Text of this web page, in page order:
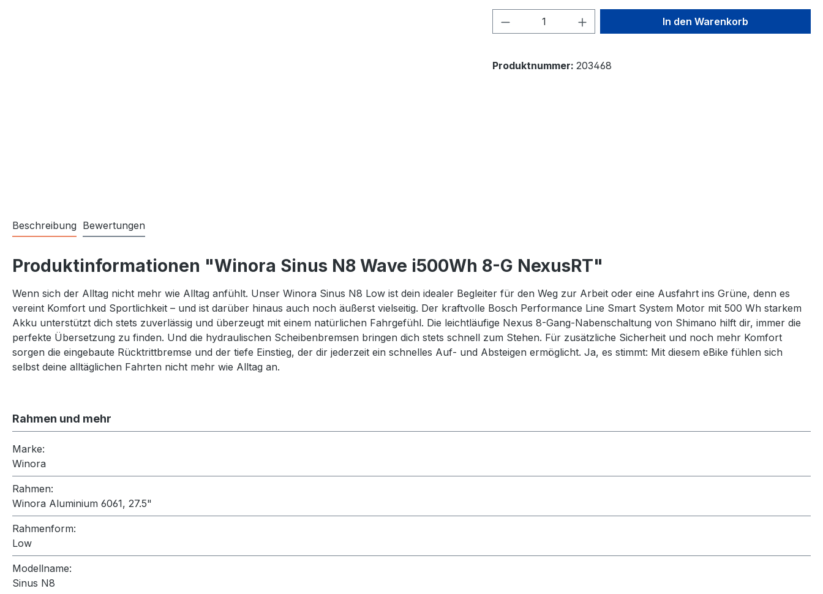
Produkt Anzahl: Gib den gewünschten Wert
In den Warenkorb
Produktnummer: 203468
Beschreibung Bewertungen
Produktinformationen "Winora Sinus N8 Wave i500Wh 8-G NexusRT"
Wenn sich der Alltag nicht mehr wie Alltag anfühlt. Unser Winora Sinus N8 Low ist dein idealer Begleiter für den Weg zur Arbeit oder eine Ausfahrt ins Grüne, denn es
vereint Komfort und Sportlichkeit – und ist darüber hinaus auch noch äußerst vielseitig. Der kraftvolle Bosch Performance Line Smart System Motor mit 500 Wh starkem
Akku unterstützt dich stets zuverlässig und überzeugt mit einem natürlichen Fahrgefühl. Die leichtläufige Nexus 8-Gang-Nabenschaltung von Shimano hilft dir, immer die
perfekte Übersetzung zu finden. Und die hydraulischen Scheibenbremsen bringen dich stets schnell zum Stehen. Für zusätzliche Sicherheit und noch mehr Komfort
sorgen die eingebaute Rücktrittbremse und der tiefe Einstieg, der dir jederzeit ein schnelles Auf- und Absteigen ermöglicht. Ja, es stimmt: Mit diesem eBike fühlen sich
selbst deine alltäglichen Fahrten nicht mehr wie Alltag an.
Rahmen und mehr
Marke:
Winora
Rahmen:
Winora Aluminium 6061, 27.5"
Rahmenform:
Low
Modellname:
Sinus N8